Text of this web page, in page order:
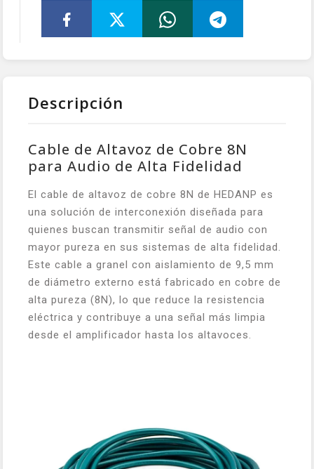
Descripción
Cable de Altavoz de Cobre 8N
para Audio de Alta Fidelidad
El cable de altavoz de cobre 8N de HEDANP es
una solución de interconexión diseñada para
quienes buscan transmitir señal de audio con
mayor pureza en sus sistemas de alta fidelidad.
Este cable a granel con aislamiento de 9,5 mm
de diámetro externo está fabricado en cobre de
alta pureza (8N), lo que reduce la resistencia
eléctrica y contribuye a una señal más limpia
desde el amplificador hasta los altavoces.